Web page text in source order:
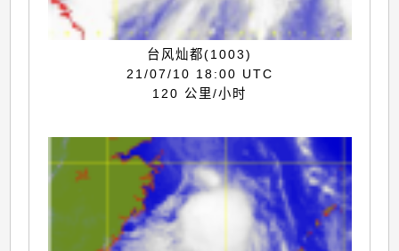
台风灿都(1003)
21/07/10 18:00 UTC
120 公里/小时